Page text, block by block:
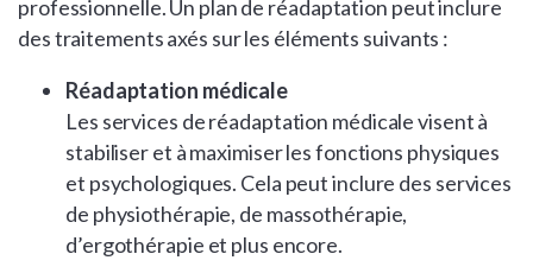
professionnelle. Un plan de réadaptation peut inclure
des traitements axés sur les éléments suivants :
Réadaptation médicale
Les services de réadaptation médicale visent à
stabiliser et à maximiser les fonctions physiques
et psychologiques. Cela peut inclure des services
de physiothérapie, de massothérapie,
d’ergothérapie et plus encore.